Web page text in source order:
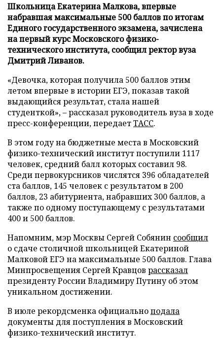
Школьница Екатерина Малкова, впервые
набравшая максимальные 500 баллов по итогам
Единого государственного экзамена, зачислена
на первый курс Московского физико-
технического института, сообщил ректор вуза
Дмитрий Ливанов.
«Девочка, которая получила 500 баллов этим
летом впервые в истории ЕГЭ, показав такой
выдающийся результат, стала нашей
студенткой», – рассказал руководитель вуза в ходе
пресс-конференции, передаетТАСС.
В этом году на бюджетные места в Московский
физико-технический институт поступили 1117
человек, средний балл которых составил 98.
Среди первокурсников числятся 396 обладателей
ста баллов, 145 человек с результатом в 200
баллов, 23 абитуриента, набравших 300 баллов, а
также по одному поступающему с результатами
400 и 500 баллов.
Напомним, мэр Москвы Сергей Собянин сообщил
о сдаче столичной школьницей Екатериной
Малковой ЕГЭ на максимальные 500 баллов. Глава
Минпросвещения Сергей Кравцов рассказал
президенту России Владимиру Путину об этом
уникальном достижении.
В июле рекордсменка официальноподала
документы для поступления в Московский
физико-технический институт.